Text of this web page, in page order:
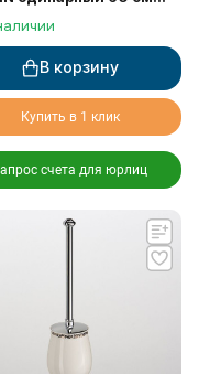
В корзину
Купить в 1 клик
счета для юрлиц